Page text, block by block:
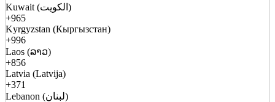
Kuwait (الكويت)
+965
Kyrgyzstan (Кыргызстан)
+996
Laos (ລາວ)
+856
Latvia (Latvija)
+371
Lebanon (لبنان)